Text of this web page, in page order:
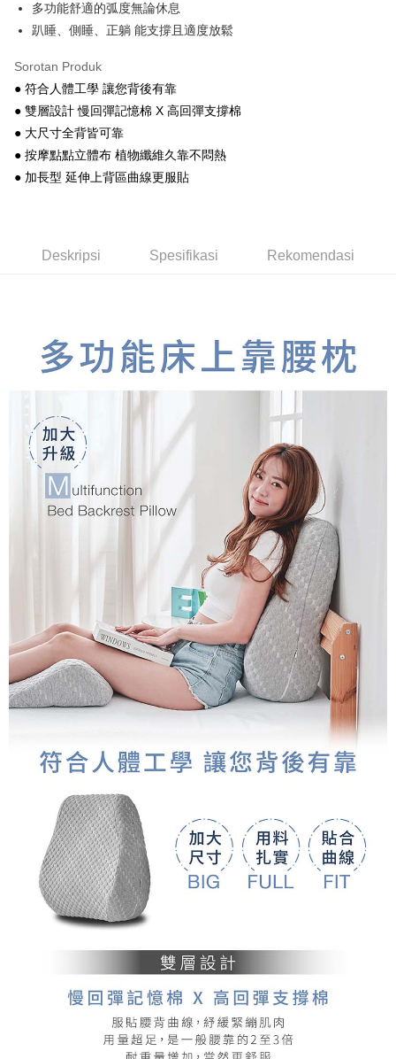
物流宅配
NT$150/pesanan | Penghantaran percuma untuk pesanan
NT$1,599 atau lebih
多功能舒適的弧度無論休息
趴睡、側睡、正躺 能支撐且適度放鬆
Sorotan Produk
● 符合人體工學 讓您背後有靠
● 雙層設計 慢回彈記憶棉 X 高回彈支撐棉
● 大尺寸全背皆可靠
● 按摩點點立體布 植物纖維久靠不悶熱
● 加長型 延伸上背區曲線更服貼
Deskripsi Spesifikasi Rekomendasi